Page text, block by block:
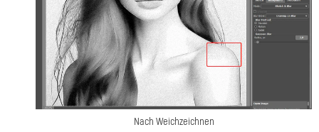
Nach Weichzeichnen